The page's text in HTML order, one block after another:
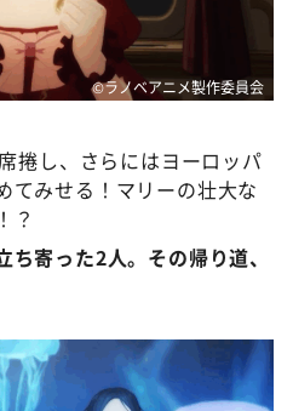
©ラノベアニメ製作委員会
捲し、さらにはヨーロッパ
てみせる！マリーの壮大な
？
寄った2人。その帰り道、